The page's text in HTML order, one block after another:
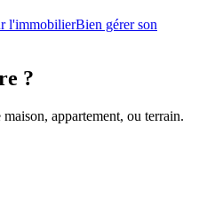
l'immobilierBien gérer son
?
appartement, ou terrain.